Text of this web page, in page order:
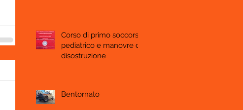
Corso di primo soccorso
pediatrico e manovre di
disostruzione
Bentornato